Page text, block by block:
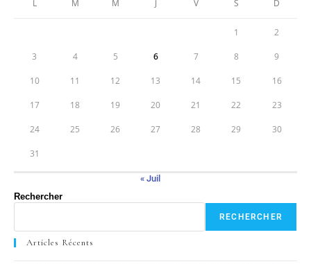
L M M J V S D
1 2
3 4 5 6 7 8 9
10 11 12 13 14 15 16
17 18 19 20 21 22 23
24 25 26 27 28 29 30
31
« Juil
Rechercher
RECHERCHER
Articles Récents